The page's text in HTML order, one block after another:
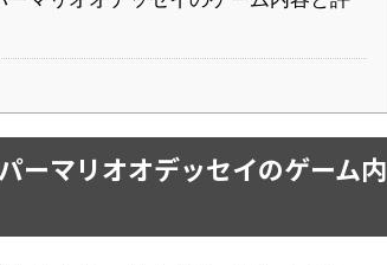
ーマリオオデッセイのゲーム内